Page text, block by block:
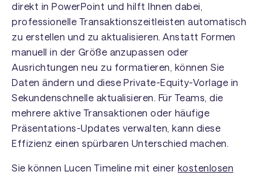
direkt in PowerPoint und hilft Ihnen dabei,
professionelle Transaktionszeitleisten automatisch
zu erstellen und zu aktualisieren. Anstatt Formen
manuell in der Größe anzupassen oder
Ausrichtungen neu zu formatieren, können Sie
Daten ändern und diese Private-Equity-Vorlage in
Sekundenschnelle aktualisieren. Für Teams, die
mehrere aktive Transaktionen oder häufige
Präsentations-Updates verwalten, kann diese
Effizienz einen spürbaren Unterschied machen.
Sie können Lucen Timeline mit einer kostenlosen